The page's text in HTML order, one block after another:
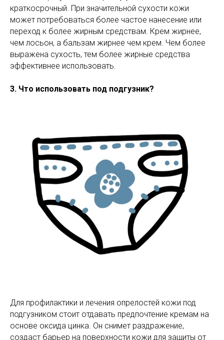
краткосрочный. При значительной сухости кожи
может потребоваться более частое нанесение или
переход к более жирным средствам. Крем жирнее,
чем лосьон, а бальзам жирнее чем крем. Чем более
выражена сухость, тем более жирные средства
эффективнее использовать.
3. Что использовать под подгузник?
Для профилактики и лечения опрелостей кожи под
подгузником стоит отдавать предпочтение кремам на
основе оксида цинка. Он снимет раздражение,
создаст барьер на поверхности кожи для защиты от